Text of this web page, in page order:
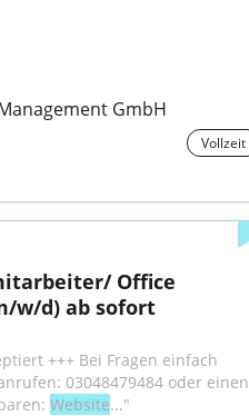
GmbH
Vollzeit
w/d) ab sofort
+++ Bei Fragen einfach
03048479484 oder einen
Website..."